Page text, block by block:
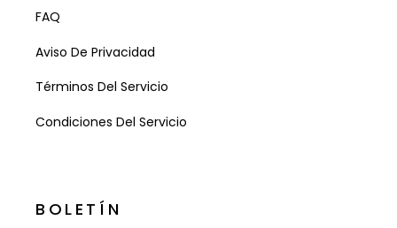
FAQ
Aviso De Privacidad
Términos Del Servicio
Condiciones Del Servicio
BOLETÍN